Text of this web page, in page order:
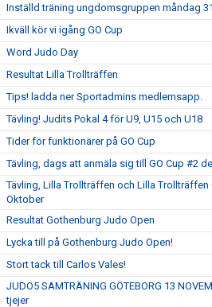
Inställd träning ungdomsgruppen måndag
Ikväll kör vi igång GO Cup
Word Judo Day
Resultat Lilla Trollträffen
Tips! ladda ner Sportadmins medlemsapp.
Tävling! Judits Pokal 4 för U9, U15 och U18
Tider för funktionärer på GO Cup
Tävling, dags att anmäla sig till GO Cup #2
Tävling, Lilla Trollträffen och Lilla Trollträffen
Oktober
Resultat Gothenburg Judo Open
Lycka till på Gothenburg Judo Open!
Stort tack till Carlos Vales!
JUDO5 SAMTRÄNING GÖTEBORG 13
tjejer